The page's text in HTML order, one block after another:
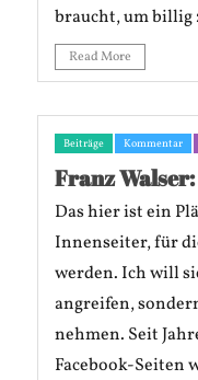
braucht, um billig
Read More
Beiträge Kommentar
Franz
Das hier ist ein
Innenseiter, für
werden. Ich will
angreifen,
nehmen. Seit
Facebook-Seiten